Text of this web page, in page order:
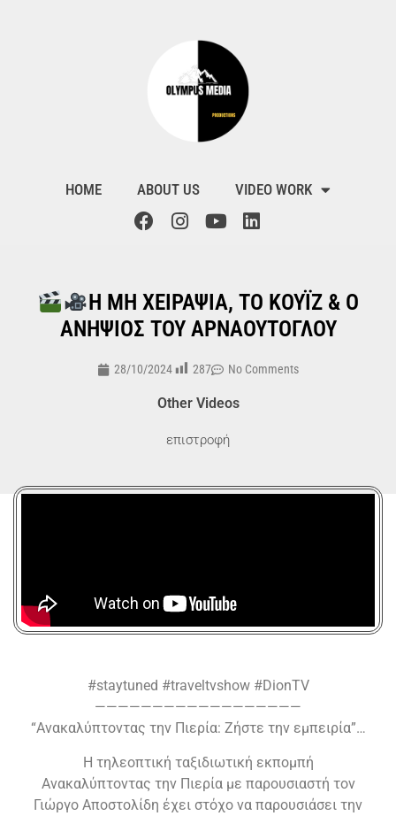
HOME ABOUT US VIDEO WORK
Η ΜΗ ΧΕΙΡΑΨΙΑ, ΤΟ ΚΟΥΪΖ & Ο
ΑΝΗΨΙΟΣ ΤΟΥ ΑΡΝΑΟΥΤΟΓΛΟΥ
28/10/2024 287 No Comments
Other Videos
επιστροφή
#staytuned #traveltvshow #DionTV
——————————————————
“Ανακαλύπτοντας την Πιερία: Ζήστε την εμπειρία”…
Η τηλεοπτική ταξιδιωτική εκπομπή
Ανακαλύπτοντας την Πιερία με παρουσιαστή τον
Γιώργο Αποστολίδη έχει στόχο να παρουσιάσει την